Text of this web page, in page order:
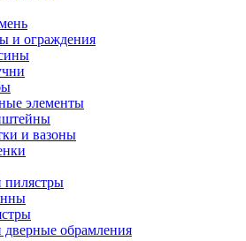
и ограждения
элементы
и вазоны
обрамления